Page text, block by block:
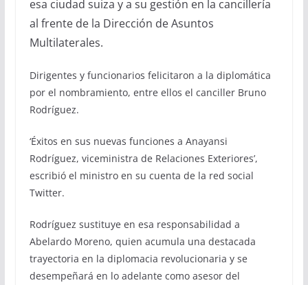
esa ciudad suiza y a su gestión en la cancillería
al frente de la Dirección de Asuntos
Multilaterales.
Dirigentes y funcionarios felicitaron a la diplomática
por el nombramiento, entre ellos el canciller Bruno
Rodríguez.
‘Éxitos en sus nuevas funciones a Anayansi
Rodríguez, viceministra de Relaciones Exteriores’,
escribió el ministro en su cuenta de la red social
Twitter.
Rodríguez sustituye en esa responsabilidad a
Abelardo Moreno, quien acumula una destacada
trayectoria en la diplomacia revolucionaria y se
desempeñará en lo adelante como asesor del